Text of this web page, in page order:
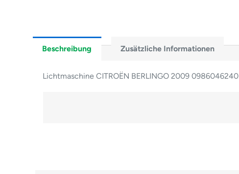
Beschreibung Zusätzliche Informationen
Lichtmaschine CITROËN BERLINGO 2009 0986046240